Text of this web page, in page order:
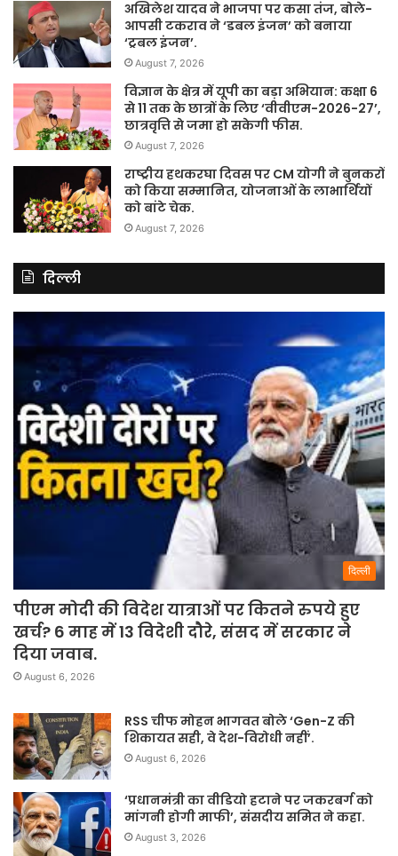
अखिलेश यादव ने भाजपा पर कसा तंज, बोले-
आपसी टकराव ने ‘डबल इंजन’ को बनाया
‘ट्रबल इंजन’.
August 7, 2026
विज्ञान के क्षेत्र में यूपी का बड़ा अभियान: कक्षा 6
से 11 तक के छात्रों के लिए ‘वीवीएम-2026-27’,
छात्रवृत्ति से जमा हो सकेगी फीस.
August 7, 2026
राष्ट्रीय हथकरघा दिवस पर CM योगी ने बुनकरों
को किया सम्मानित, योजनाओं के लाभार्थियों
को बांटे चेक.
August 7, 2026
दिल्ली
दिल्ली
पीएम मोदी की विदेश यात्राओं पर कितने रुपये हुए
खर्च? 6 माह में 13 विदेशी दौरे, संसद में सरकार ने
दिया जवाब.
August 6, 2026
RSS चीफ मोहन भागवत बोले ‘Gen-Z की
शिकायत सही, वे देश-विरोधी नहीं’.
August 6, 2026
‘प्रधानमंत्री का वीडियो हटाने पर जकरबर्ग को
मांगनी होगी माफी’, संसदीय समित ने कहा.
August 3, 2026